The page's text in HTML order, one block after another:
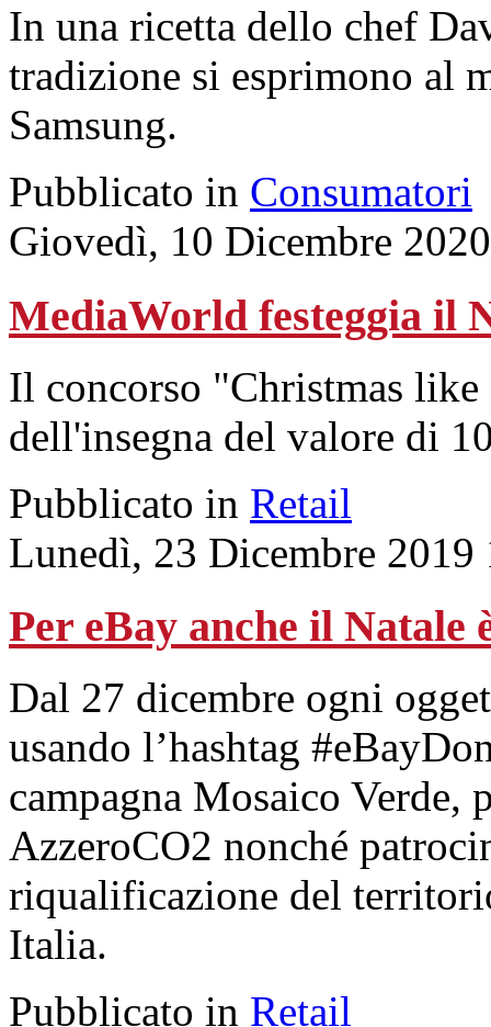
In una ricetta dello chef
tradizione si esprimono al
Samsung.
Pubblicato in Consumatori
Giovedì, 10 Dicembre
MediaWorld festeggia il
Il concorso "Christmas
dell'insegna del valore di
Pubblicato in Retail
Lunedì, 23 Dicembre 2019
Per eBay anche il
Dal 27 dicembre ogni
usando l’hashtag
campagna Mosaico Verde,
AzzeroCO2 nonché
riqualificazione del
Italia.
Pubblicato in Retail